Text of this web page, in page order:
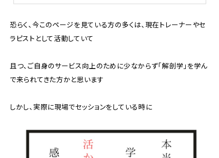
恐らく、今このページを見ている方の多くは、現在トレーナーやセ
ラピストとして活動していて
且つ、ご自身のサービス向上のために少なからず「解剖学」を学ん
で来られてきた方かと思います
しかし、実際に現場でセッションをしている時に